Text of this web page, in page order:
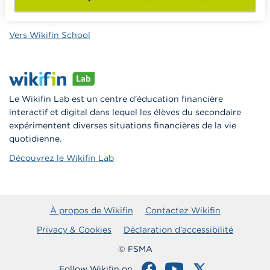
formations pour les aider à faire de l’éducation financière et
à la consommation responsable en classe.
Vers Wikifin School
Le Wikifin Lab est un centre d'éducation financière
interactif et digital dans lequel les élèves du secondaire
expérimentent diverses situations financières de la vie
quotidienne.
Découvrez le Wikifin Lab
À propos de Wikifin
Contactez Wikifin
Privacy & Cookies
Déclaration d'accessibilité
© FSMA